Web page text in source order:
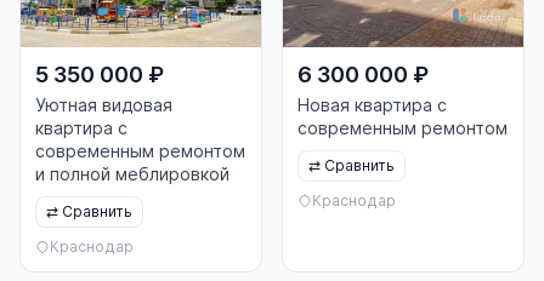
5 350 000 ₽
Уютная видовая
квартира с
современным ремонтом
и полной меблировкой
⇄ Сравнить
Краснодар
6 300 000 ₽
Новая квартира с
современным ремонтом
⇄ Сравнить
Краснодар